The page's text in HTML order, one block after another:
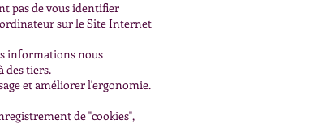
pas de vous identifier
sur le Site Internet
informations nous
des tiers.
et améliorer l'ergonomie.
de "cookies",